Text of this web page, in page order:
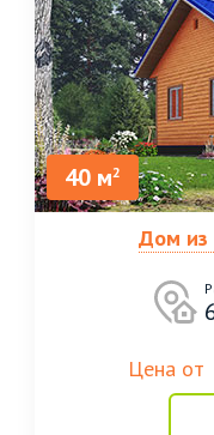
40 м2
Дом из
Цена от